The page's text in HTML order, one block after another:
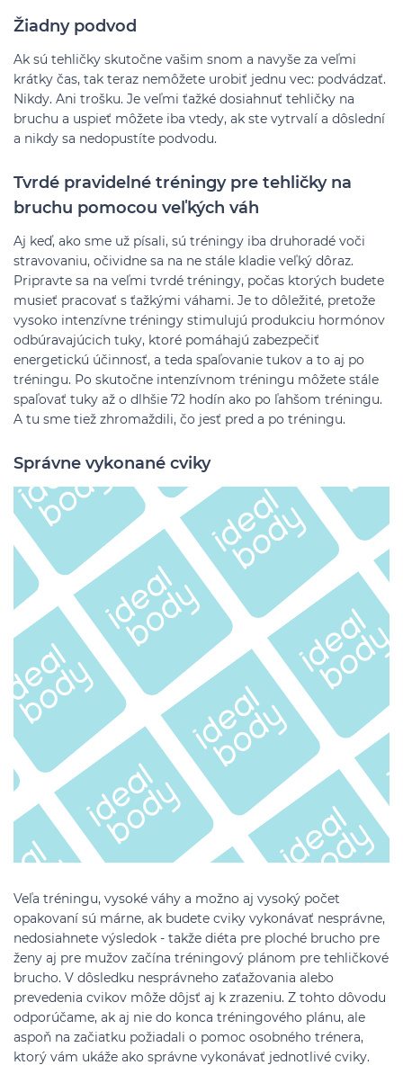
Žiadny podvod
Ak sú tehličky skutočne vašim snom a navyše za veľmi
krátky čas, tak teraz nemôžete urobiť jednu vec: podvádzať.
Nikdy. Ani trošku. Je veľmi ťažké dosiahnuť tehličky na
bruchu a uspieť môžete iba vtedy, ak ste vytrvalí a dôslední
a nikdy sa nedopustíte podvodu.
Tvrdé pravidelné tréningy pre tehličky na
bruchu pomocou veľkých váh
Aj keď, ako sme už písali, sú tréningy iba druhoradé voči
stravovaniu, očividne sa na ne stále kladie veľký dôraz.
Pripravte sa na veľmi tvrdé tréningy, počas ktorých budete
musieť pracovať s ťažkými váhami. Je to dôležité, pretože
vysoko intenzívne tréningy stimulujú produkciu hormónov
odbúravajúcich tuky, ktoré pomáhajú zabezpečiť
energetickú účinnosť, a teda spaľovanie tukov a to aj po
tréningu. Po skutočne intenzívnom tréningu môžete stále
spaľovať tuky až o dlhšie 72 hodín ako po ľahšom tréningu.
A tu sme tiež zhromaždili, čo jesť pred a po tréningu.
Správne vykonané cviky
Veľa tréningu, vysoké váhy a možno aj vysoký počet
opakovaní sú márne, ak budete cviky vykonávať nesprávne,
nedosiahnete výsledok - takže diéta pre ploché brucho pre
ženy aj pre mužov začína tréningový plánom pre tehličkové
brucho. V dôsledku nesprávneho zaťažovania alebo
prevedenia cvikov môže dôjsť aj k zrazeniu. Z tohto dôvodu
odporúčame, ak aj nie do konca tréningového plánu, ale
aspoň na začiatku požiadali o pomoc osobného trénera,
ktorý vám ukáže ako správne vykonávať jednotlivé cviky.